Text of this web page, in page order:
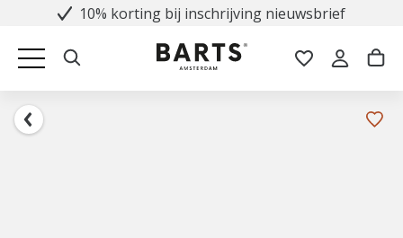
10% korting bij inschrijving nieuwsbrief